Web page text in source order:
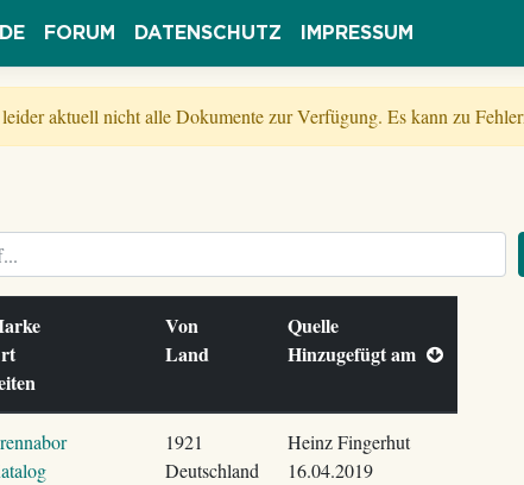
FORUM DATENSCHUTZ IMPRESSUM
aktuell nicht alle Dokumente zur Verfügung. Es kann zu
Von
Land
Quelle
Hinzugefügt am
1921
Deutschland
Heinz Fingerhut
16.04.2019